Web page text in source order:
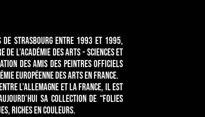
Strasbourg entre 1993 et 1995,
de l’Académie des Arts - Sciences et
des Amis des Peintres Officiels
Européenne des arts en France.
l’Allemagne et la France, il est
sa collection de “Folies
riches en couleurs.